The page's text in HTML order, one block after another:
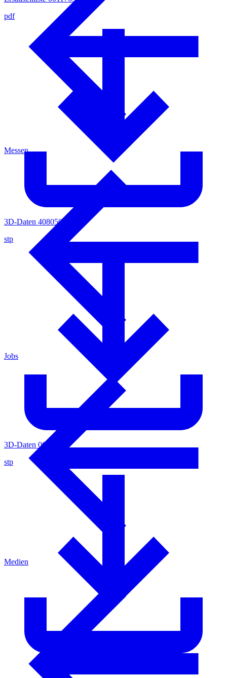
pdf
3D-Daten 4080504
stp
3D-Daten 0011765
stp
Messen
Jobs
Medien